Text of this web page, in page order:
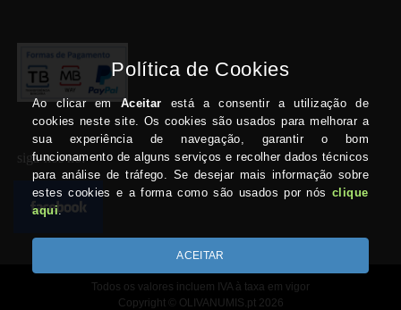
siga-nos no:
Todos os valores incluem IVA à taxa em vigor
Copyright © OLIVANUMIS.pt 2026